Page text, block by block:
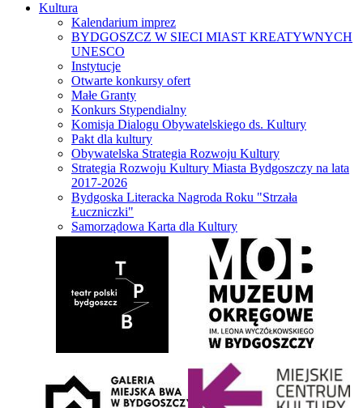
Kultura
Kalendarium imprez
BYDGOSZCZ W SIECI MIAST KREATYWNYCH
UNESCO
Instytucje
Otwarte konkursy ofert
Małe Granty
Konkurs Stypendialny
Komisja Dialogu Obywatelskiego ds. Kultury
Pakt dla kultury
Obywatelska Strategia Rozwoju Kultury
Strategia Rozwoju Kultury Miasta Bydgoszczy na lata
2017-2026
Bydgoska Literacka Nagroda Roku "Strzała
Łuczniczki"
Samorządowa Karta dla Kultury